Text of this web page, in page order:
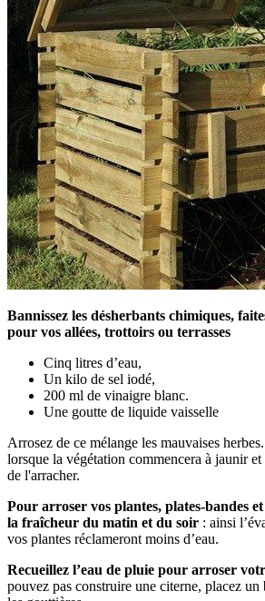
Bannissez les désherbants chimiques,
pour vos allées, trottoirs ou terrasses
Cinq litres d’eau,
Un kilo de sel iodé,
200 ml de vinaigre blanc.
Une goutte de liquide vaisselle
Arrosez de ce mélange les mauvaises
lorsque la végétation commencera à jaunir
de l'arracher.
Pour arroser vos plantes, plates-bandes
la fraîcheur du matin et du soir : ainsi
vos plantes réclameront moins d’eau.
Recueillez l’eau de pluie pour arroser
pouvez pas construire une citerne, placez un